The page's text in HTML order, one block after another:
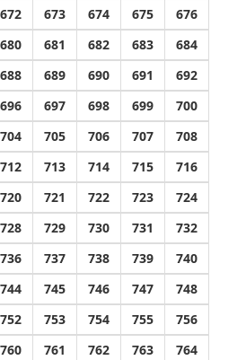
672 673 674 675
676
680 681 682 683
684
688 689 690 691
692
696 697 698 699
700
704 705 706 707
708
712 713 714 715
716
720 721 722 723
724
728 729 730 731
732
736 737 738 739
740
744 745 746 747
748
752 753 754 755
756
760 761 762 763
764